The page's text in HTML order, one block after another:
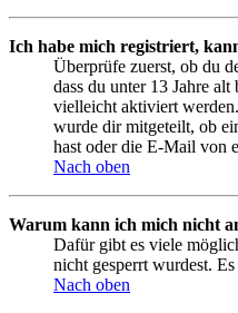
Ich habe mich registriert,
Überprüfe zuerst, ob du
dass du unter 13 Jahre
vielleicht aktiviert
wurde dir mitgeteilt, ob
hast oder die E-Mail von
Nach oben
Warum kann ich mich nicht
Dafür gibt es viele
nicht gesperrt wurdest.
Nach oben